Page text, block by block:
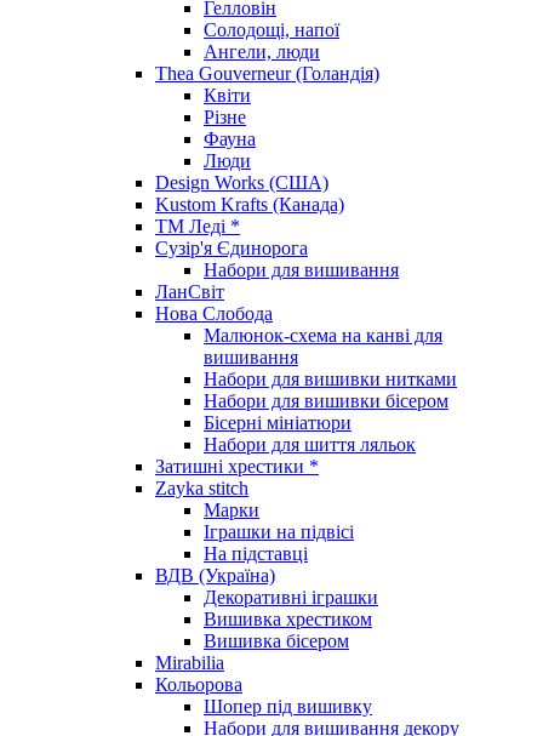
Гелловін
Солодощі, напої
Ангели, люди
Thea Gouverneur (Голандія)
Квіти
Різне
Фауна
Люди
Design Works (США)
Kustom Krafts (Канада)
ТМ Леді *
Сузір'я Єдинорога
Набори для вишивання
ЛанСвіт
Нова Слобода
Малюнок-схема на канві для
вишивання
Набори для вишивки нитками
Набори для вишивки бісером
Бісерні мініатюри
Набори для шиття ляльок
Затишні хрестики *
Zayka stitch
Марки
Іграшки на підвісі
На підставці
ВДВ (Україна)
Декоративні іграшки
Вишивка хрестиком
Вишивка бісером
Mirabilia
Кольорова
Шопер під вишивку
Набори для вишивання декору